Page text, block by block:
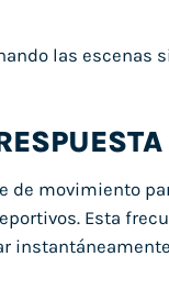
las escenas
de movimiento
Esta